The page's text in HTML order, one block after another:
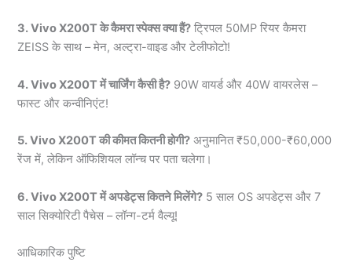
3. Vivo X200T के कैमरा स्पेक्स क्या हैं? ट्रिपल 50MP रियर कैमरा
ZEISS के साथ – मेन, अल्ट्रा-वाइड और टेलीफोटो!
4. Vivo X200T में चार्जिंग कैसी है? 90W वायर्ड और 40W वायरलेस –
फास्ट और कन्वीनिएंट!
5. Vivo X200T की कीमत कितनी होगी? अनुमानित ₹50,000-₹60,000
रेंज में, लेकिन ऑफिशियल लॉन्च पर पता चलेगा।
6. Vivo X200T में अपडेट्स कितने मिलेंगे? 5 साल OS अपडेट्स और 7
साल सिक्योरिटी पैचेस – लॉन्ग-टर्म वैल्यू!
आधिकारिक पुष्टि